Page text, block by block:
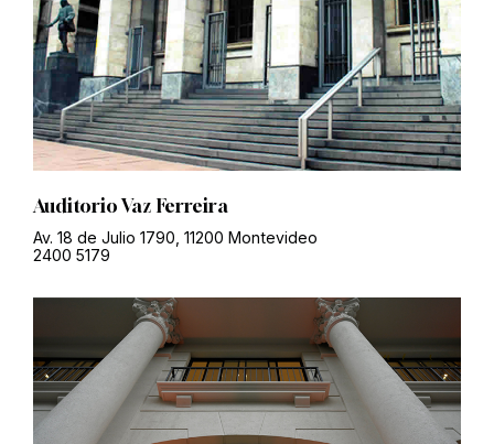
Auditorio Vaz Ferreira
Av. 18 de Julio 1790, 11200 Montevideo
2400 5179